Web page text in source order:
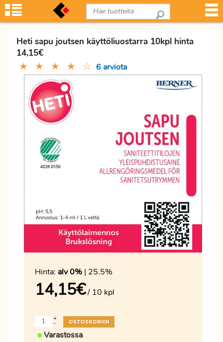
Heti sapu joutsen käyttöliuostarra 10kpl hinta
14,15€
★ ★ ★ ★ ☆ 6 arviota
Hinta: alv 0% | 25.5%
14,15€/ 10 kpl
-
+
Varastossa